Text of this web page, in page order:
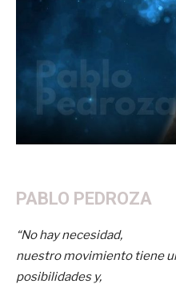
PABLO PEDROZA
“No hay necesidad,
nuestro movimiento tiene
posibilidades y,